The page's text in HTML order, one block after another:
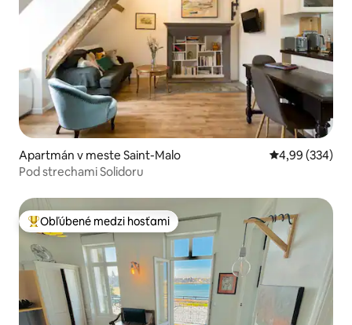
Apartmán v meste Saint-Malo Priemerné
4,99 (334)
Pod strechami Solidoru
Najobľúbenejšie medzi hosťami
Obľúbené medzi hosťami